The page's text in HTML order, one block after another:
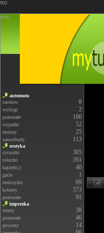
902
start
automoto
carshow
8
wyścigi 2
pozostałe 186
wypadki 52
motory 25
samochody 113
erotyka
cycuszki
305
tyłeczki 261
kajzerki;) 40
gacie 1
meżczyźni 69
kobiety 573
pozostałe 91
imprezka
zrzuty
38
pozostałe 46
powroty 14